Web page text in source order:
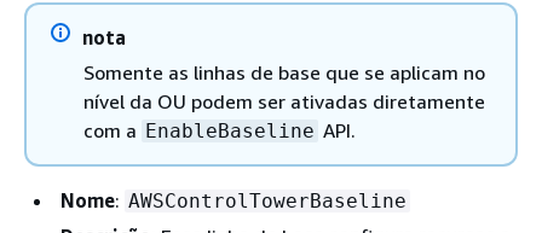
nota
Somente as linhas de base que se aplicam no
nível da OU podem ser ativadas diretamente
com a EnableBaseline API.
Nome: AWSControlTowerBaseline